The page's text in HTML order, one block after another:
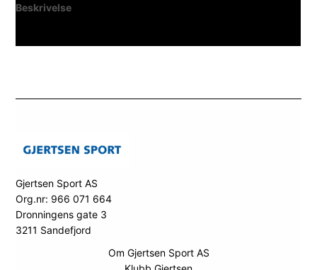
Beskrivelse
Gjertsen Sport AS
Org.nr: 966 071 664
Dronningens gate 3
3211 Sandefjord
Om Gjertsen Sport AS